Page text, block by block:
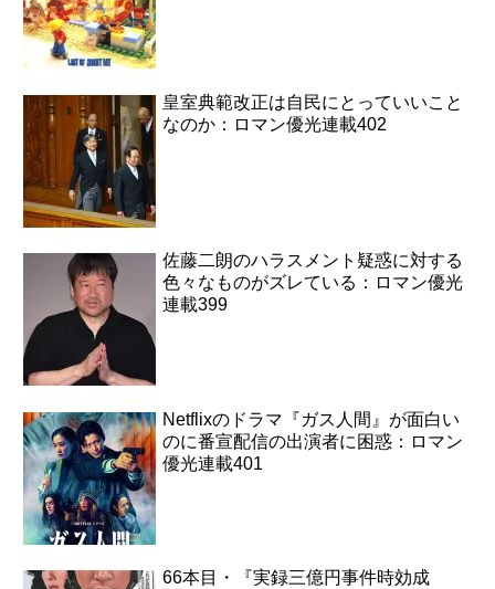
皇室典範改正は自民にとっていいこと
なのか：ロマン優光連載402
佐藤二朗のハラスメント疑惑に対する
色々なものがズレている：ロマン優光
連載399
Netflixのドラマ『ガス人間』が面白い
のに番宣配信の出演者に困惑：ロマン
優光連載401
66本目・『実録三億円事件時効成